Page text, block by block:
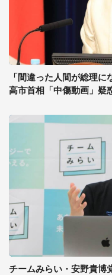
「間違った人間が総理
高市首相「中傷動画」疑
チームみらい・安野貴博